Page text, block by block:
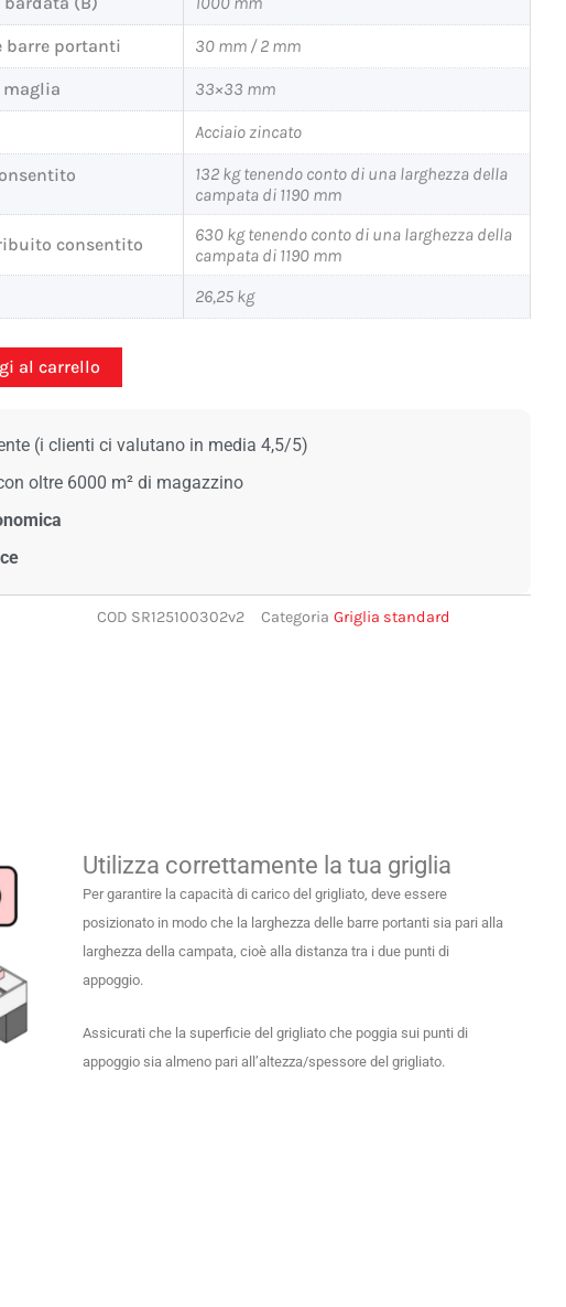
barre portanti 30 mm / 2 mm
maglia 33×33 mm
Acciaio zincato
132 kg tenendo conto di una larghezza della
campata di 1190 mm
consentito
630 kg tenendo conto di una larghezza della
campata di 1190 mm
26,25 kg
al carrello
(i clienti ci valutano in media 4,5/5)
oltre 6000 m² di magazzino
COD SR125100302v2 Categoria Griglia standard
Utilizza correttamente la tua griglia
Per garantire la capacità di carico del grigliato, deve essere
posizionato in modo che la larghezza delle barre portanti sia pari alla
larghezza della campata, cioè alla distanza tra i due punti di
appoggio.
Assicurati che la superficie del grigliato che poggia sui punti di
appoggio sia almeno pari all’altezza/spessore del grigliato.